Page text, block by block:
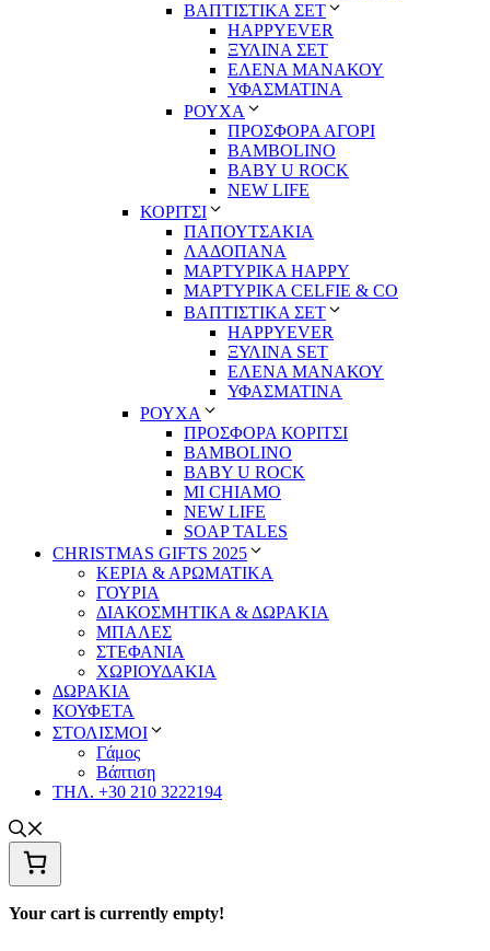
ΒΑΠΤΙΣΤΙΚΑ ΣΕΤ
HAPPYEVER
ΞΥΛΙΝΑ ΣΕΤ
ΕΛΕΝΑ ΜΑΝΑΚΟΥ
ΥΦΑΣΜΑΤΙΝΑ
ΡΟΥΧΑ
ΠΡΟΣΦΟΡΑ ΑΓΟΡΙ
BAMBOLINO
BABY U ROCK
NEW LIFE
ΚΟΡΙΤΣΙ
ΠΑΠΟΥΤΣΑΚΙΑ
ΛΑΔΟΠΑΝΑ
ΜΑΡΤΥΡΙΚΑ HAPPY
ΜΑΡΤΥΡΙΚΑ CELFIE & CO
ΒΑΠΤΙΣΤΙΚΑ ΣΕΤ
HAPPYEVER
ΞΥΛΙΝΑ SET
ΕΛΕΝΑ ΜΑΝΑΚΟΥ
ΥΦΑΣΜΑΤΙΝΑ
ΡΟΥΧΑ
ΠΡΟΣΦΟΡΑ ΚΟΡΙΤΣΙ
BAMBOLINO
BABY U ROCK
MI CHIAMO
NEW LIFE
SOAP TALES
CHRISTMAS GIFTS 2025
ΚΕΡΙΑ & ΑΡΩΜΑΤΙΚΑ
ΓΟΥΡΙΑ
ΔΙΑΚΟΣΜΗΤΙΚΑ & ΔΩΡΑΚΙΑ
ΜΠΑΛΕΣ
ΣΤΕΦΑΝΙΑ
ΧΩΡΙΟΥΔΑΚΙΑ
ΔΩΡΑΚΙΑ
ΚΟΥΦΕΤΑ
ΣΤΟΛΙΣΜΟΙ
Γάμος
Βάπτιση
ΤΗΛ. +30 210 3222194
Your cart is currently empty!